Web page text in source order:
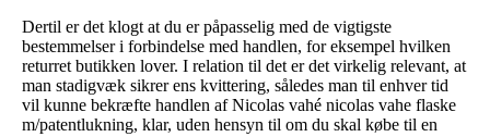
Dertil er det klogt at du er påpasselig med de vigtigste
bestemmelser i forbindelse med handlen, for eksempel hvilken
returret butikken lover. I relation til det er det virkelig relevant, at
man stadigvæk sikrer ens kvittering, således man til enhver tid
vil kunne bekræfte handlen af Nicolas vahé nicolas vahe flaske
m/patentlukning, klar, uden hensyn til om du skal købe til en